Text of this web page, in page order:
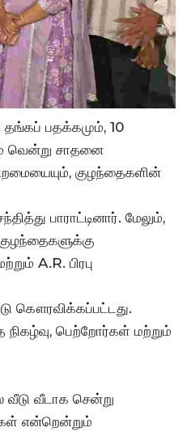
பதக்கமும், 10
வென்று சாதனை
குழந்தைகளின்
பாராட்டினார். மேலும்,
A.R. பிரபு
கௌரவிக்கப்பட்டது.
பெற்றோர்கள் மற்றும்
வீடு வீடாக சென்று
என்றென்றும்